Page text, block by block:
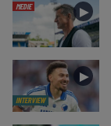
MEDIE ►
INTERVIEW
►